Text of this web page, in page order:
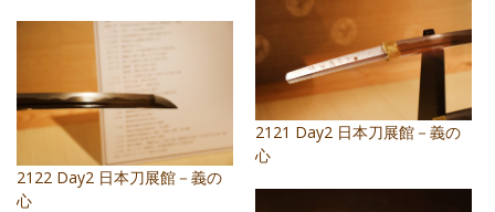
2121 Day2 日本刀展館－義の
心
2122 Day2 日本刀展館－義の
心